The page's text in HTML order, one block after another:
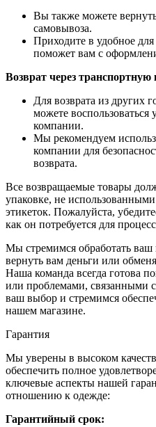
Вы также можете
самовывоза.
Приходите в удобное
поможет вам с
Возврат через
Для возврата из других
можете воспользоваться
компании.
Мы рекомендуем
компании для
возврата.
Все возвращаемые товары
упаковке, не
этикеток. Пожалуйста,
как он потребуется для
Мы стремимся обработать ваш
вернуть вам деньги или
Наша команда всегда готова
или проблемами, связанными
ваш выбор и стремимся
нашем магазине.
Гарантия
Мы уверены в высоком
обеспечить полное
ключевые аспекты нашей
отношению к одежде:
Гарантийный срок: